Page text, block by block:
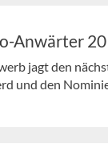
Anwärter
jagt den
und den